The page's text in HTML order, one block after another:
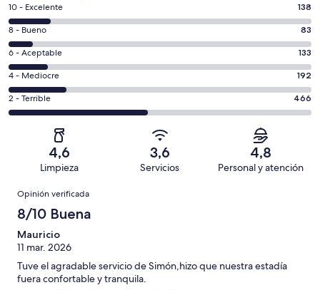
Evaluación:
10
-
Excelente.
138
de
1012
opiniones
10 - Excelente 138
Evaluación:
8
-
Bueno.
83
de
opiniones
8 - Bueno 83
Evaluación:
6
-
Aceptable.
133
opiniones
6 - Aceptable 133
Evaluación:
4
-
4 - Mediocre 192
Evaluación:
2
1012
opiniones
2 - Terrible 466
4,6
Limpieza
3,6
Servicios
4,8
Personal y atención
Opiniones
Opinión verificada
8/10 Buena
Mauricio
11 mar. 2026
Tuve el agradable servicio de Simón,hizo que nuestra estadía
fuera confortable y tranquila.